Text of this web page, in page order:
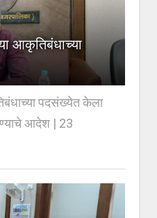
आकृतिबंधाच्या
पदसंख्येत केला
आदेश | 23